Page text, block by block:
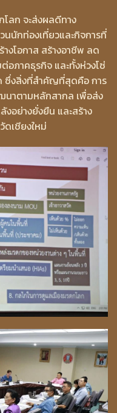
โลก จะส่งผลดีทาง
นนักท่องเที่ยวและกิจการที่
างโอกาส สร้างอาชีพ ลด
อภาคธุรกิจ และทั้งห่วงโซ่
ซึ่งสิ่งที่สำคัญที่สุดคือ การ
นาตามหลักสากล เพื่อส่ง
อย่างยั่งยืน และสร้าง
ดเชียงใหม่